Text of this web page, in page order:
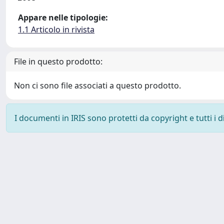
Appare nelle tipologie:
1.1 Articolo in rivista
File in questo prodotto:
Non ci sono file associati a questo prodotto.
I documenti in IRIS sono protetti da copyright e tutti i